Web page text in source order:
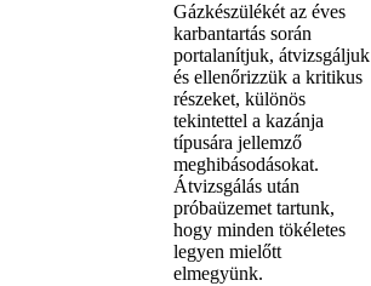
Gázkészülékét az éves
karbantartás során
portalanítjuk, átvizsgáljuk
és ellenőrizzük a kritikus
részeket, különös
tekintettel a kazánja
típusára jellemző
meghibásodásokat.
Átvizsgálás után
próbaüzemet tartunk,
hogy minden tökéletes
legyen mielőtt
elmegyünk.